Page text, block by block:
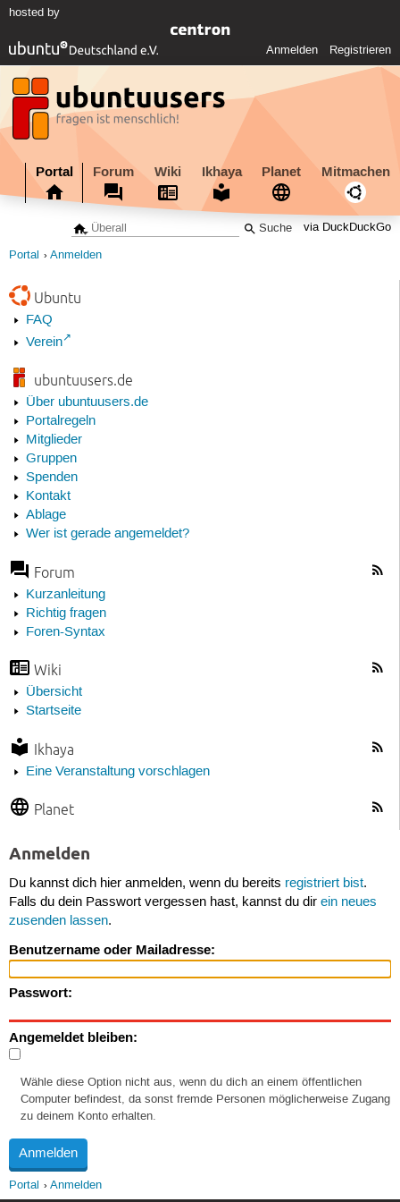
hosted by
Anmelden Registrieren
Portal Forum Wiki Ikhaya Planet Mitmachen
via DuckDuckGo
Portal Anmelden
Ubuntu
FAQ
Verein
ubuntuusers.de
Über ubuntuusers.de
Portalregeln
Mitglieder
Gruppen
Spenden
Kontakt
Ablage
Wer ist gerade angemeldet?
Forum
Kurzanleitung
Richtig fragen
Foren-Syntax
Wiki
Übersicht
Startseite
Ikhaya
Eine Veranstaltung vorschlagen
Planet
Anmelden
Du kannst dich hier anmelden, wenn du bereits registriert bist.
Falls du dein Passwort vergessen hast, kannst du dir ein neues
zusenden lassen.
Benutzername oder Mailadresse:
Passwort:
Angemeldet bleiben:
Wähle diese Option nicht aus, wenn du dich an einem öffentlichen
Computer befindest, da sonst fremde Personen möglicherweise Zugang
zu deinem Konto erhalten.
Portal Anmelden